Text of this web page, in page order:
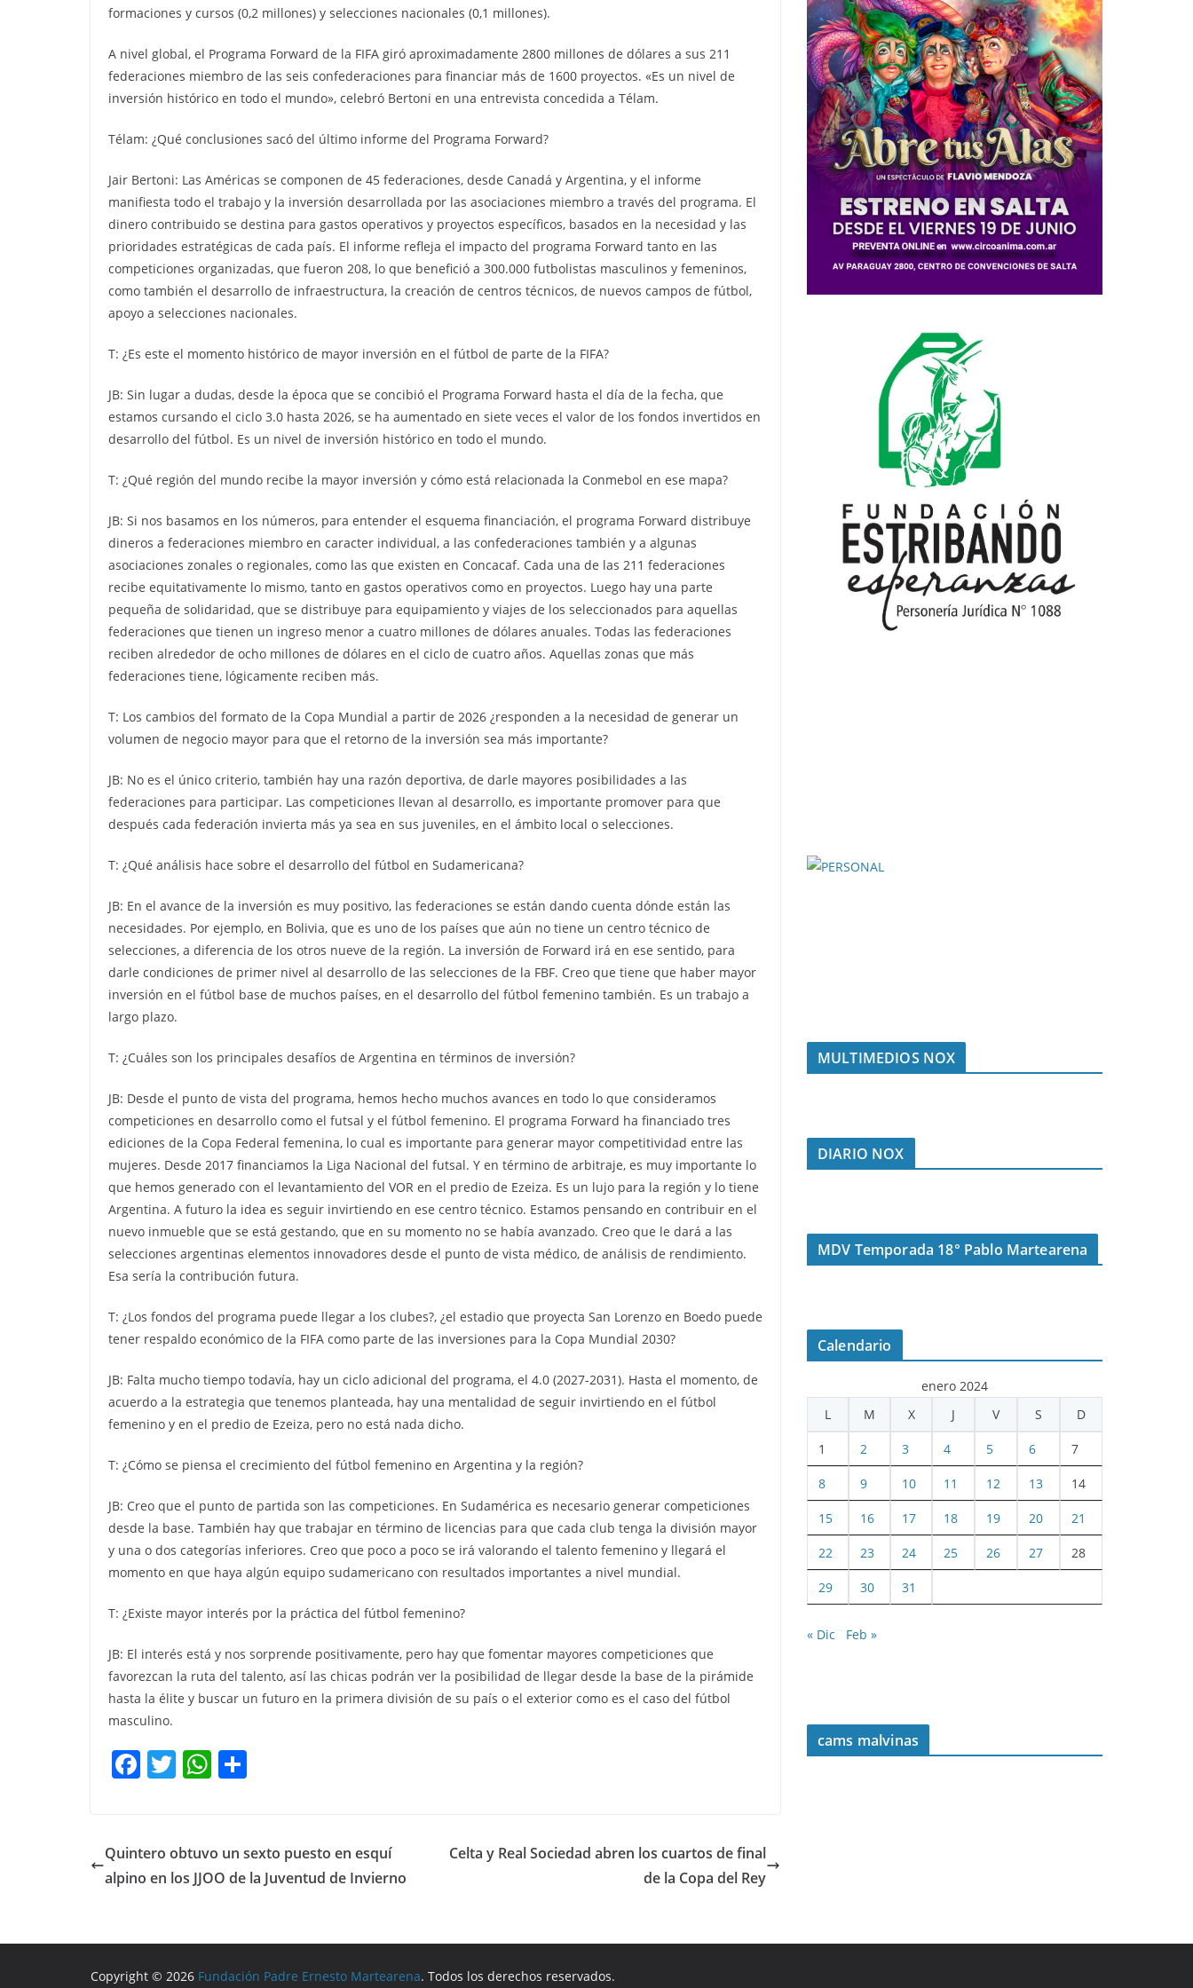
formaciones y cursos (0,2 millones) y selecciones nacionales (0,1 millones).
A nivel global, el Programa Forward de la FIFA giró aproximadamente 2800 millones de dólares a sus 211
federaciones miembro de las seis confederaciones para financiar más de 1600 proyectos. «Es un nivel de
inversión histórico en todo el mundo», celebró Bertoni en una entrevista concedida a Télam.
Télam: ¿Qué conclusiones sacó del último informe del Programa Forward?
Jair Bertoni: Las Américas se componen de 45 federaciones, desde Canadá y Argentina, y el informe
manifiesta todo el trabajo y la inversión desarrollada por las asociaciones miembro a través del programa. El
dinero contribuido se destina para gastos operativos y proyectos específicos, basados en la necesidad y las
prioridades estratégicas de cada país. El informe refleja el impacto del programa Forward tanto en las
competiciones organizadas, que fueron 208, lo que benefició a 300.000 futbolistas masculinos y femeninos,
como también el desarrollo de infraestructura, la creación de centros técnicos, de nuevos campos de fútbol,
apoyo a selecciones nacionales.
T: ¿Es este el momento histórico de mayor inversión en el fútbol de parte de la FIFA?
JB: Sin lugar a dudas, desde la época que se concibió el Programa Forward hasta el día de la fecha, que
estamos cursando el ciclo 3.0 hasta 2026, se ha aumentado en siete veces el valor de los fondos invertidos en
desarrollo del fútbol. Es un nivel de inversión histórico en todo el mundo.
T: ¿Qué región del mundo recibe la mayor inversión y cómo está relacionada la Conmebol en ese mapa?
JB: Si nos basamos en los números, para entender el esquema financiación, el programa Forward distribuye
dineros a federaciones miembro en caracter individual, a las confederaciones también y a algunas
asociaciones zonales o regionales, como las que existen en Concacaf. Cada una de las 211 federaciones
recibe equitativamente lo mismo, tanto en gastos operativos como en proyectos. Luego hay una parte
pequeña de solidaridad, que se distribuye para equipamiento y viajes de los seleccionados para aquellas
federaciones que tienen un ingreso menor a cuatro millones de dólares anuales. Todas las federaciones
reciben alrededor de ocho millones de dólares en el ciclo de cuatro años. Aquellas zonas que más
federaciones tiene, lógicamente reciben más.
T: Los cambios del formato de la Copa Mundial a partir de 2026 ¿responden a la necesidad de generar un
volumen de negocio mayor para que el retorno de la inversión sea más importante?
JB: No es el único criterio, también hay una razón deportiva, de darle mayores posibilidades a las
federaciones para participar. Las competiciones llevan al desarrollo, es importante promover para que
después cada federación invierta más ya sea en sus juveniles, en el ámbito local o selecciones.
T: ¿Qué análisis hace sobre el desarrollo del fútbol en Sudamericana?
JB: En el avance de la inversión es muy positivo, las federaciones se están dando cuenta dónde están las
necesidades. Por ejemplo, en Bolivia, que es uno de los países que aún no tiene un centro técnico de
selecciones, a diferencia de los otros nueve de la región. La inversión de Forward irá en ese sentido, para
darle condiciones de primer nivel al desarrollo de las selecciones de la FBF. Creo que tiene que haber mayor
inversión en el fútbol base de muchos países, en el desarrollo del fútbol femenino también. Es un trabajo a
largo plazo.
T: ¿Cuáles son los principales desafíos de Argentina en términos de inversión?
JB: Desde el punto de vista del programa, hemos hecho muchos avances en todo lo que consideramos
competiciones en desarrollo como el futsal y el fútbol femenino. El programa Forward ha financiado tres
ediciones de la Copa Federal femenina, lo cual es importante para generar mayor competitividad entre las
mujeres. Desde 2017 financiamos la Liga Nacional del futsal. Y en término de arbitraje, es muy importante lo
que hemos generado con el levantamiento del VOR en el predio de Ezeiza. Es un lujo para la región y lo tiene
Argentina. A futuro la idea es seguir invirtiendo en ese centro técnico. Estamos pensando en contribuir en el
nuevo inmueble que se está gestando, que en su momento no se había avanzado. Creo que le dará a las
selecciones argentinas elementos innovadores desde el punto de vista médico, de análisis de rendimiento.
Esa sería la contribución futura.
T: ¿Los fondos del programa puede llegar a los clubes?, ¿el estadio que proyecta San Lorenzo en Boedo puede
tener respaldo económico de la FIFA como parte de las inversiones para la Copa Mundial 2030?
JB: Falta mucho tiempo todavía, hay un ciclo adicional del programa, el 4.0 (2027-2031). Hasta el momento, de
acuerdo a la estrategia que tenemos planteada, hay una mentalidad de seguir invirtiendo en el fútbol
femenino y en el predio de Ezeiza, pero no está nada dicho.
T: ¿Cómo se piensa el crecimiento del fútbol femenino en Argentina y la región?
JB: Creo que el punto de partida son las competiciones. En Sudamérica es necesario generar competiciones
desde la base. También hay que trabajar en término de licencias para que cada club tenga la división mayor
y una o dos categorías inferiores. Creo que poco a poco se irá valorando el talento femenino y llegará el
momento en que haya algún equipo sudamericano con resultados importantes a nivel mundial.
T: ¿Existe mayor interés por la práctica del fútbol femenino?
JB: El interés está y nos sorprende positivamente, pero hay que fomentar mayores competiciones que
favorezcan la ruta del talento, así las chicas podrán ver la posibilidad de llegar desde la base de la pirámide
hasta la élite y buscar un futuro en la primera división de su país o el exterior como es el caso del fútbol
masculino.
F
e
b
o
k
T
er
W
s
A
p
p
ar
Quintero obtuvo un sexto puesto en esquí
alpino en los JJOO de la Juventud de Invierno
Celta y Real Sociedad abren los cuartos de final
de la Copa del Rey
MULTIMEDIOS NOX
DIARIO NOX
MDV Temporada 18° Pablo Martearena
Calendario
enero 2024
L
M X J V S D
1 2 3 4 5 6 7
8 9 10 11 12 13 14
15 16 17 18 19 20 21
22 23 24 25 26 27 28
29 30 31
« Dic Feb »
cams malvinas
Copyright © 2026 Fundación Padre Ernesto Martearena. Todos los derechos reservados.